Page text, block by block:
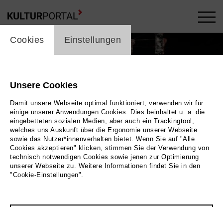
cookie_layer
Cookies Einstellungen
Unsere Cookies
Damit unsere Webseite optimal funktioniert, verwenden wir für
einige unserer Anwendungen Cookies. Dies beinhaltet u. a. die
eingebetteten sozialen Medien, aber auch ein Trackingtool,
welches uns Auskunft über die Ergonomie unserer Webseite
sowie das Nutzer*innenverhalten bietet. Wenn Sie auf "Alle
Cookies akzeptieren" klicken, stimmen Sie der Verwendung von
technisch notwendigen Cookies sowie jenen zur Optimierung
unserer Webseite zu. Weitere Informationen findet Sie in den
"Cookie-Einstellungen".